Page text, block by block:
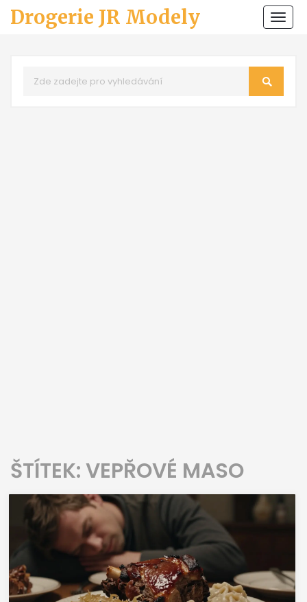
Drogerie JR Modely
ŠTÍTEK: VEPŘOVÉ MASO